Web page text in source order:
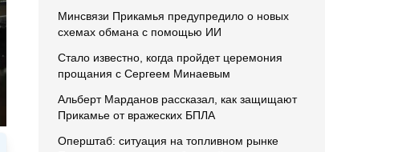
Минсвязи Прикамья предупредило о новых
схемах обмана с помощью ИИ
Стало известно, когда пройдет церемония
прощания с Сергеем Минаевым
Альберт Марданов рассказал, как защищают
Прикамье от вражеских БПЛА
Оперштаб: ситуация на топливном рынке